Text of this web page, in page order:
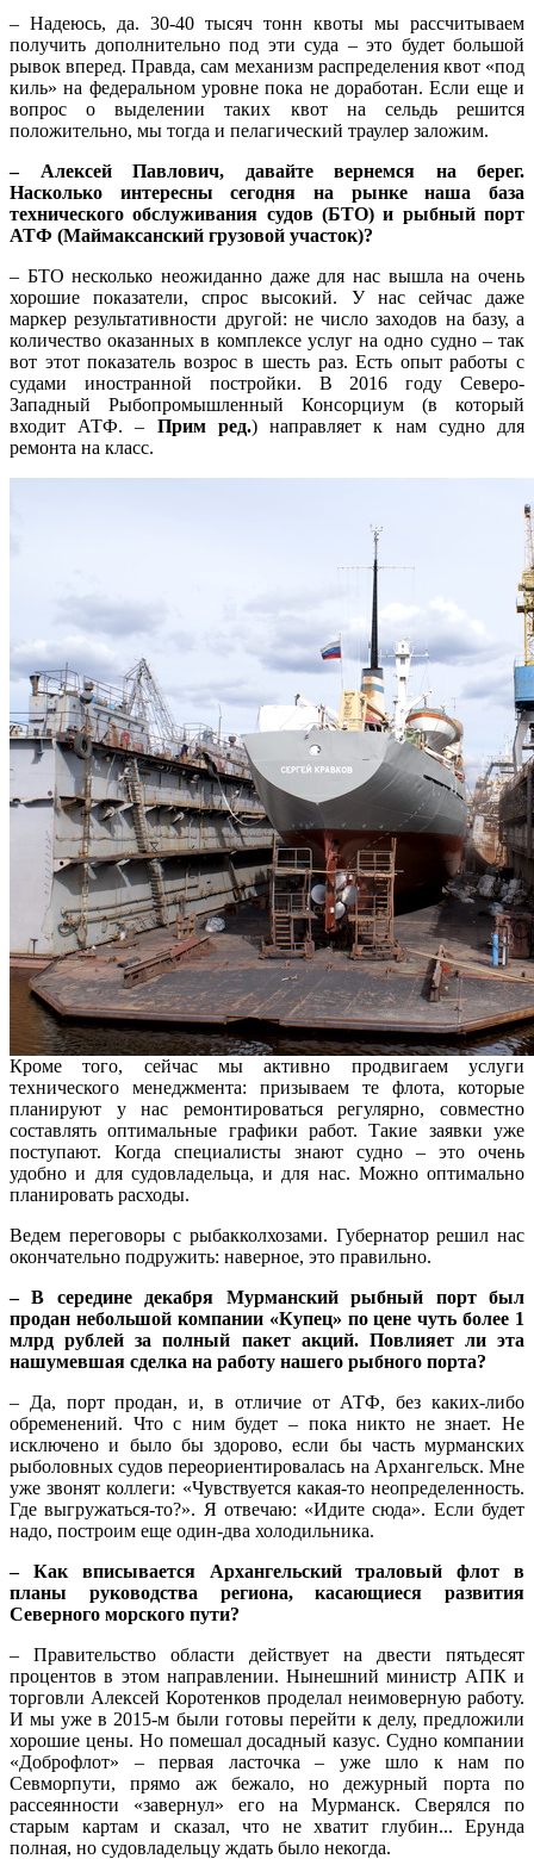
– Надеюсь, да. 30-40 тысяч тонн квоты мы рассчитываем
получить дополнительно под эти суда – это будет большой
рывок вперед. Правда, сам механизм распределения квот «под
киль» на федеральном уровне пока не доработан. Если еще и
вопрос о выделении таких квот на сельдь решится
положительно, мы тогда и пелагический траулер заложим.
– Алексей Павлович, давайте вернемся на берег.
Насколько интересны сегодня на рынке наша база
технического обслуживания судов (БТО) и рыбный порт
АТФ (Маймаксанский грузовой участок)?
– БТО несколько неожиданно даже для нас вышла на очень
хорошие показатели, спрос высокий. У нас сейчас даже
маркер результативности другой: не число заходов на базу, а
количество оказанных в комплексе услуг на одно судно – так
вот этот показатель возрос в шесть раз. Есть опыт работы с
судами иностранной постройки. В 2016 году Северо-
Западный Рыбопромышленный Консорциум (в который
входит АТФ. – Прим ред.) направляет к нам судно для
ремонта на класс.
Кроме того, сейчас мы активно продвигаем услуги
технического менеджмента: призываем те флота, которые
планируют у нас ремонтироваться регулярно, совместно
составлять оптимальные графики работ. Такие заявки уже
поступают. Когда специалисты знают судно – это очень
удобно и для судовладельца, и для нас. Можно оптимально
планировать расходы.
Ведем переговоры с рыбакколхозами. Губернатор решил нас
окончательно подружить: наверное, это правильно.
– В середине декабря Мурманский рыбный порт был
продан небольшой компании «Купец» по цене чуть более 1
млрд рублей за полный пакет акций. Повлияет ли эта
нашумевшая сделка на работу нашего рыбного порта?
– Да, порт продан, и, в отличие от АТФ, без каких-либо
обременений. Что с ним будет – пока никто не знает. Не
исключено и было бы здорово, если бы часть мурманских
рыболовных судов переориентировалась на Архангельск. Мне
уже звонят коллеги: «Чувствуется какая-то неопределенность.
Где выгружаться-то?». Я отвечаю: «Идите сюда». Если будет
надо, построим еще один-два холодильника.
– Как вписывается Архангельский траловый флот в
планы руководства региона, касающиеся развития
Северного морского пути?
– Правительство области действует на двести пятьдесят
процентов в этом направлении. Нынешний министр АПК и
торговли Алексей Коротенков проделал неимоверную работу.
И мы уже в 2015-м были готовы перейти к делу, предложили
хорошие цены. Но помешал досадный казус. Судно компании
«Доброфлот» – первая ласточка – уже шло к нам по
Севморпути, прямо аж бежало, но дежурный порта по
рассеянности «завернул» его на Мурманск. Сверялся по
старым картам и сказал, что не хватит глубин... Ерунда
полная, но судовладельцу ждать было некогда.